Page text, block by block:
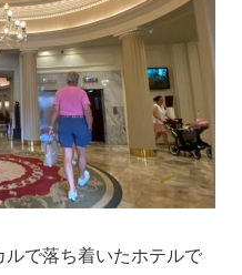
で落ち着いたホテルで